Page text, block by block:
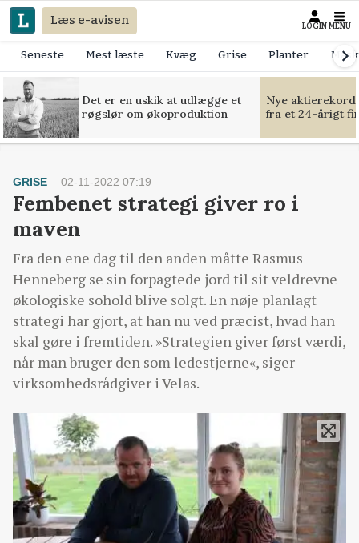
Læs e-avisen LOGIN MENU
Seneste Mest læste Kvæg Grise Planter
Det er en uskik at udlægge et
røgslør om økoproduktion
Nye
fra et 24-årigt
GRISE 02-11-2022 07:19
Fembenet strategi giver ro i
maven
Fra den ene dag til den anden måtte Rasmus
Henneberg se sin forpagtede jord til sit veldrevne
økologiske sohold blive solgt. En nøje planlagt
strategi har gjort, at han nu ved præcist, hvad han
skal gøre i fremtiden. »Strategien giver først værdi,
når man bruger den som ledestjerne«, siger
virksomhedsrådgiver i Velas.